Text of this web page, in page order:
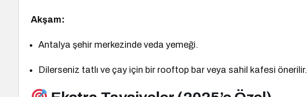
Akşam:
Antalya şehir merkezinde veda yemeği.
Dilerseniz tatlı ve çay için bir rooftop bar veya sahil kafesi önerilir.